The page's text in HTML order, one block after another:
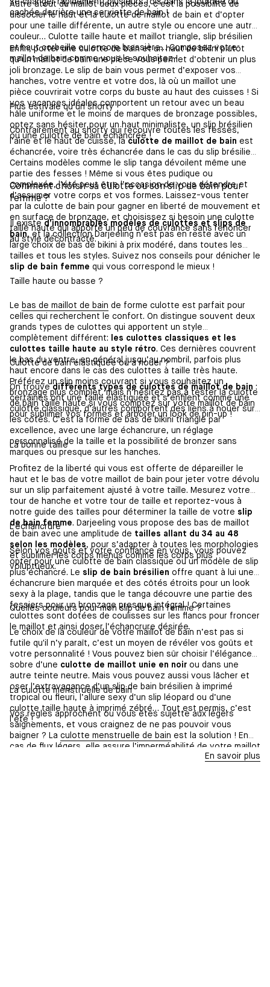
se changer rapidement, plusieurs fois dans la journée ou
cachée derrière une serviette de bain !
Autre atout du maillot deux pièces, c’est la possibilité de
dissocier le haut et la culotte de maillot de bain et d’opter
pour une taille différente, un autre style ou encore une autre
couleur… Culotte taille haute et maillot triangle, slip brésilien
et haut corbeille ou encore brassière… Composez votre
maillot de bain comme vous le souhaitez !
Enfin, porter une culotte de bain et un haut de bikini plutôt
qu’un maillot de bain une pièce vous permet d’obtenir un plus
joli bronzage. Le slip de bain vous permet d’exposer vos
hanches, votre ventre et votre dos, là où un maillot une
pièce couvrirait votre corps du buste au haut des cuisses ! Si
vos vacances idéales comportent un retour avec un beau
hâle uniforme et le moins de marques de bronzage possibles,
optez sans hésiter pour un haut minimaliste, un slip brésilien
ou une culotte de bain échancrée !
Plus estivale qu’un shorty
Contrairement au shorty qui recouvre toutes les fesses,
l’aine et le haut de cuisse, la culotte de maillot de bain est
échancrée, voire très échancrée dans le cas du slip brésilien.
Certains modèles comme le slip tanga dévoilent même une
partie des fesses ! Même si vous êtes pudique ou
complexée, l’été peut être l’occasion de vous détendre et
d’assumer votre corps et vos formes. Laissez-vous tenter
par la culotte de bain pour gagner en liberté de mouvement et
en surface de bronzage, et choisissez si besoin une culotte
taille haute qui apporte un peu de couvrance sans renoncer
au style décontracté.
Comment choisir sa culotte ou son slip de bain pour
femme ?
Il existe d’innombrables modèles de culottes et slips de
bain, et la collection Darjeeling n’est pas en reste avec un
large choix de bas de bikini à prix modéré, dans toutes les
tailles et tous les styles. Suivez nos conseils pour dénicher le
slip de bain femme qui vous correspond le mieux !
Taille haute ou basse ?
Le bas de maillot de bain de forme culotte est parfait pour
celles qui recherchent le confort. On distingue souvent deux
grands types de culottes qui apportent un style
complètement différent:
les culottes classiques et les
culottes taille haute au style rétro. Ces dernières couvrent
le bas du ventre, en général jusqu’au nombril, parfois plus
haut encore dans le cas des culottes à taille très haute.
Préférez un slip moins couvrant si vous souhaitez un
bronzage plus complet, mais n’hésitez pas à tester la culotte
de bain taille haute si vous comptez sur votre maillot de bain
pour sublimer vos formes et arborer un look de pin-up !
Culotte de bain élastiquée ou à nouer ?
On trouve différents types de culottes de maillot de bain :
certaines ont une taille élastiquée et s’enfilent comme une
culotte classique, d’autres comportent des liens à nouer sur
les côtés. C’est la forme de bas de bikini triangle par
excellence, avec une large échancrure, un réglage
personnalisé de la taille et la possibilité de bronzer sans
marques ou presque sur les hanches.
La bonne taille
Profitez de la liberté qui vous est offerte de dépareiller le
haut et le bas de votre maillot de bain pour jeter votre dévolu
sur un slip parfaitement ajusté à votre taille. Mesurez votre
tour de hanche et votre tour de taille et reportez-vous à
notre guide des tailles pour déterminer la taille de votre slip
de bain femme. Darjeeling vous propose des bas de maillot
de bain avec une amplitude de tailles allant du 34 au 48
selon les modèles, pour s’adapter à toutes les morphologies
et sublimer les corps menus comme les corps plus
voluptueux.
L’échancrure
Selon vos goûts et votre confiance en vous, vous pouvez
opter pour une culotte de bain classique ou un modèle de slip
plus échancré. Le slip de bain brésilien offre quant à lui une
échancrure bien marquée et des côtés étroits pour un look
sexy à la plage, tandis que le tanga découvre une partie des
fessiers pour un bronzage presque intégral ! Certaines
culottes sont dotées de coulisses sur les flancs pour froncer
le maillot et ainsi doser l’échancrure désirée.
Quelles couleurs pour mon slip de bain femme ?
Le choix de la couleur de votre maillot de bain n’est pas si
futile qu'il n’y paraît, c’est un moyen de révéler vos goûts et
votre personnalité ! Vous pouvez bien sûr choisir l’élégance
sobre d’une culotte de maillot unie en noir ou dans une
autre teinte neutre. Mais vous pouvez aussi vous lâcher et
oser l’extravagance d’un slip de bain brésilien à imprimé
tropical ou fleuri, l’allure sexy d’un slip léopard ou d’une
culotte taille haute à imprimé zébré… Tout est permis, c’est
l’été !
La culotte menstruelle de bain
Vos règles approchent ou vous êtes sujette aux légers
saignements, et vous craignez de ne pas pouvoir vous
baigner ? La culotte menstruelle de bain est la solution ! En
cas de flux légers, elle assure l’imperméabilité de votre maillot
de bain et vous protège des fuites en toute discrétion.En savoir plus